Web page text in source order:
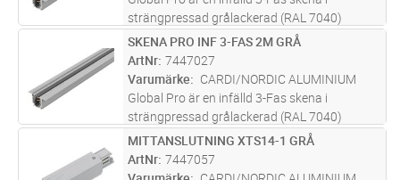
strängpressad grålackerad (RAL 7040)
aluminium. Monteras infälld i tak. Monteras
på minst 2,2m över golv. Inom område som är
avskärmat eller avspärrat för allmä...läs mer
ST Lägg i kundvagn
SKENA PRO INF 3-FAS 2M GRÅ
ArtNr 7447027
Varumärke
CARDI/NORDIC ALUMINIUM
Global Pro är en infälld 3-Fas skena i
strängpressad grålackerad (RAL 7040)
aluminium. Monteras infälld i tak. Monteras
på minst 2,2m över golv. Inom område som är
avskärmat eller avspärrat för allmä...läs mer
ST Lägg i kundvagn
MITTANSLUTNING XTS14-1 GRÅ
ArtNr 7447057